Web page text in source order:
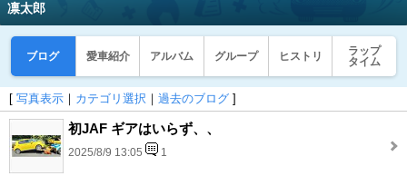
凛太郎
ブログ 愛車紹介 アルバム グループ ヒストリ
ラップ
タイム
[ 写真表示 ｜ カテゴリ選択 ｜ 過去のブログ ]
初JAF ギアはいらず、、
2025/8/9 13:05 1